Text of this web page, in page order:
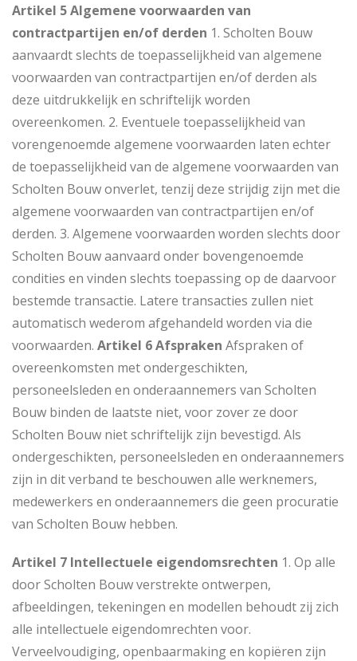
Artikel 5 Algemene voorwaarden van
contractpartijen en/of derden 1. Scholten Bouw
aanvaardt slechts de toepasselijkheid van algemene
voorwaarden van contractpartijen en/of derden als
deze uitdrukkelijk en schriftelijk worden
overeenkomen. 2. Eventuele toepasselijkheid van
vorengenoemde algemene voorwaarden laten echter
de toepasselijkheid van de algemene voorwaarden van
Scholten Bouw onverlet, tenzij deze strijdig zijn met die
algemene voorwaarden van contractpartijen en/of
derden. 3. Algemene voorwaarden worden slechts door
Scholten Bouw aanvaard onder bovengenoemde
condities en vinden slechts toepassing op de daarvoor
bestemde transactie. Latere transacties zullen niet
automatisch wederom afgehandeld worden via die
voorwaarden. Artikel 6 Afspraken Afspraken of
overeenkomsten met ondergeschikten,
personeelsleden en onderaannemers van Scholten
Bouw binden de laatste niet, voor zover ze door
Scholten Bouw niet schriftelijk zijn bevestigd. Als
ondergeschikten, personeelsleden en onderaannemers
zijn in dit verband te beschouwen alle werknemers,
medewerkers en onderaannemers die geen procuratie
van Scholten Bouw hebben.
Artikel 7 Intellectuele eigendomsrechten 1. Op alle
door Scholten Bouw verstrekte ontwerpen,
afbeeldingen, tekeningen en modellen behoudt zij zich
alle intellectuele eigendomrechten voor.
Verveelvoudiging, openbaarmaking en kopiëren zijn